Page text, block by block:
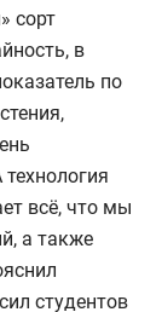
сорт
в
по
всё, что мы
а также
студентов